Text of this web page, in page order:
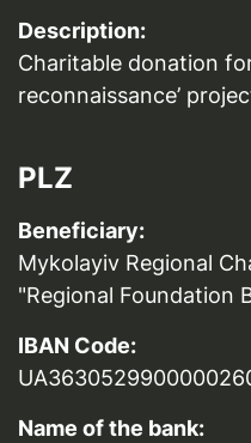
Description:
Charitable donation
reconnaissance’
PLZ
Beneficiary:
Mykolayiv Regional
"Regional Foundation
IBAN Code:
Name of the bank: